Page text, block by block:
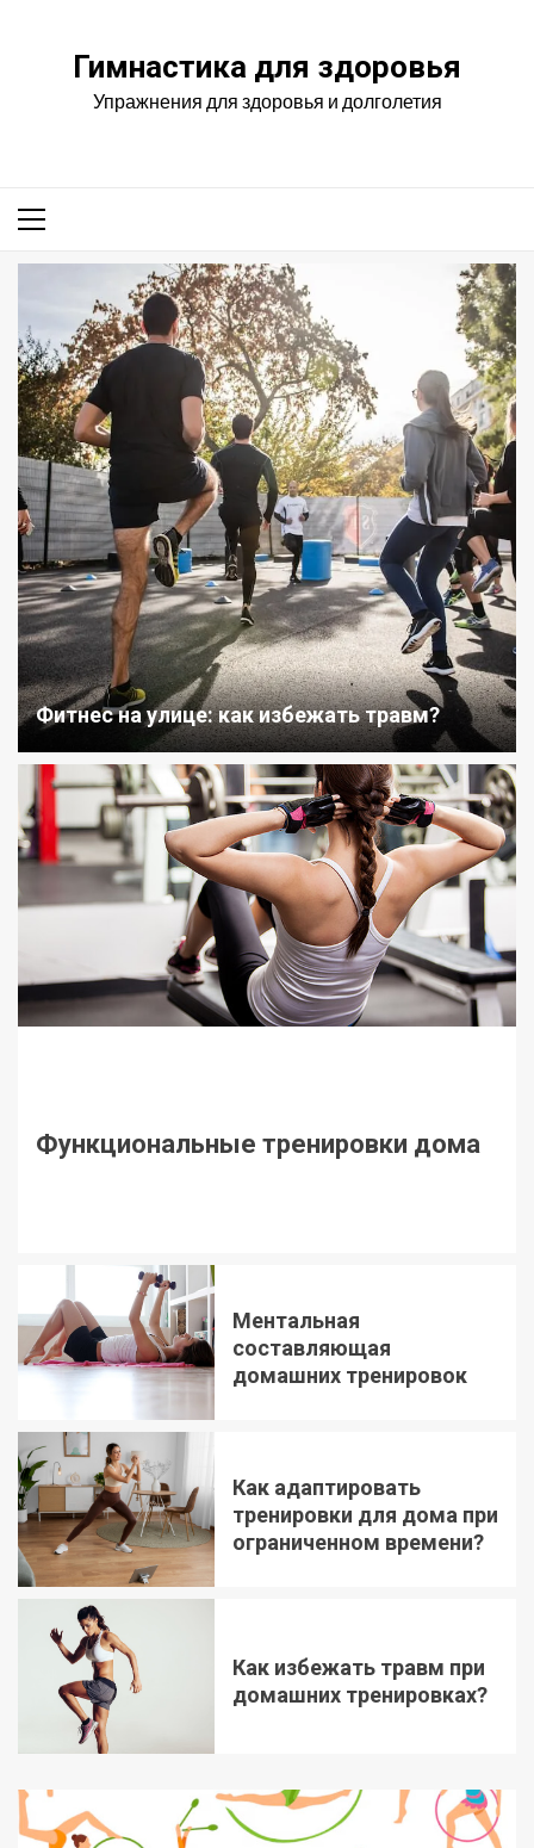
содержимомуГимнастика для здоровья
Упражнения для здоровья и долголетия
Основное
Фитнес на улице: как избежать травм?
Функциональные тренировки дома
Ментальная
составляющая
домашних тренировок
Как адаптировать
тренировки для дома при
ограниченном времени?
Как избежать травм при
домашних тренировках?